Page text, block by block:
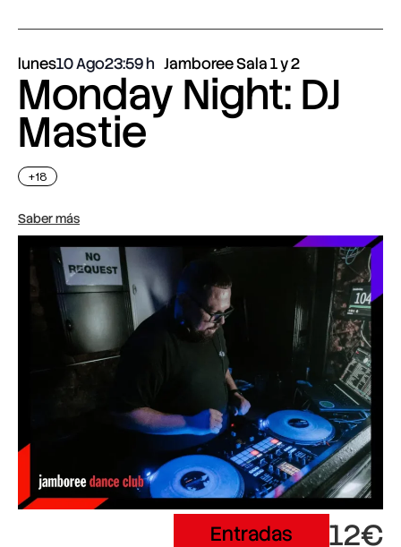
lunes10 Ago23:59 Jamboree Sala 1 y 2
Monday Night: DJ
Mastie
+18
Saber más
Entradas 12€